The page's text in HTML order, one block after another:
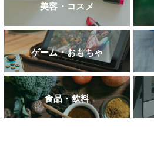
美容・コスメ
ゲーム・おもちゃ
食品・飲料